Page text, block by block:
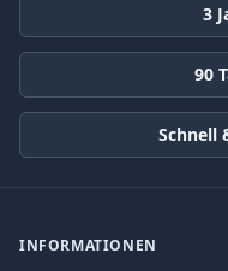
3
90
Schnell
INFORMATIONEN